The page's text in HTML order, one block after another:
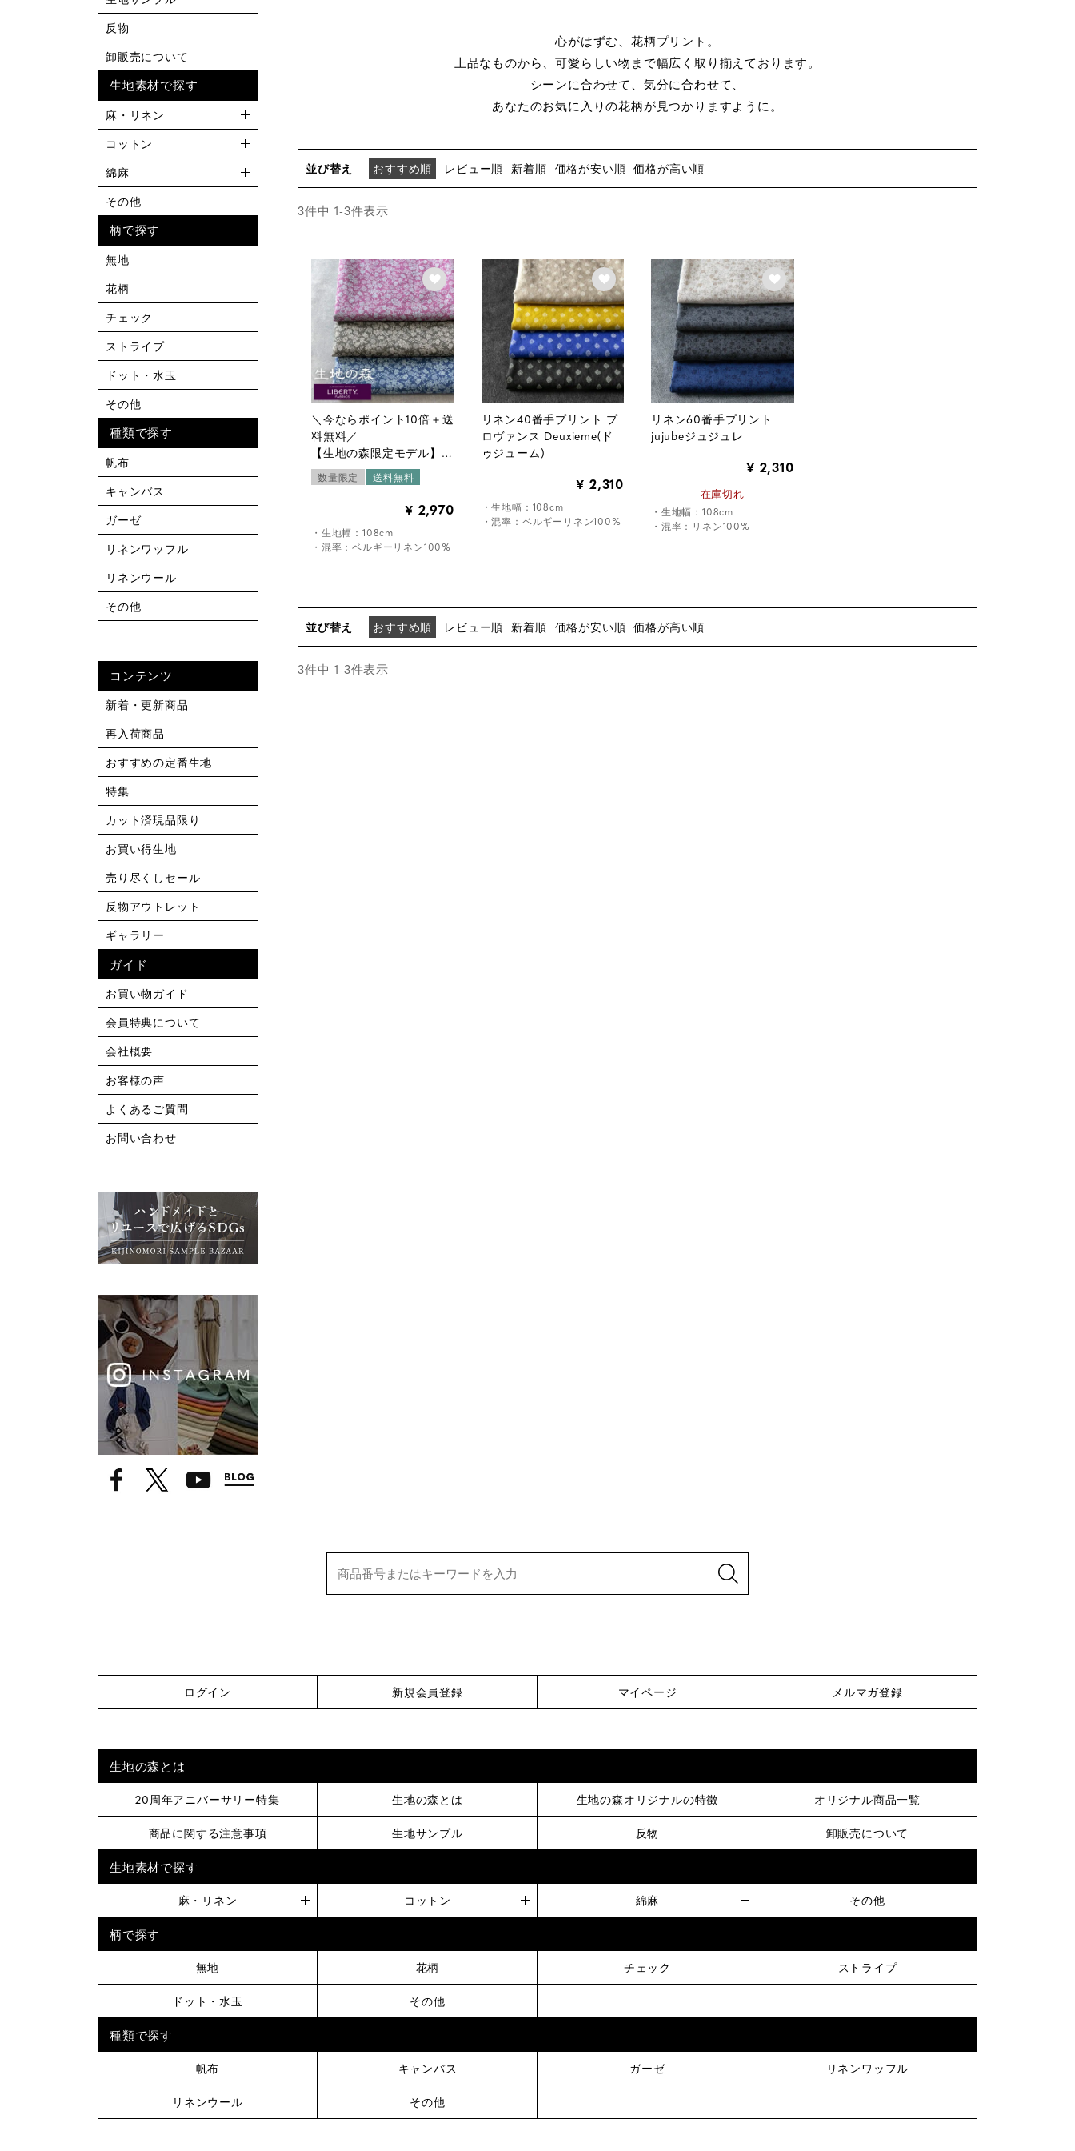
心がはずむ、花柄プリント。
上品なものから、可愛らしい物まで幅広く取り揃えております。
シーンに合わせて、気分に合わせて、
あなたのお気に入りの花柄が見つかりますように。
並び替え おすすめ順 レビュー順 新着順 価格が安い順 価格が高い順
3件中 1-3件表示
＼今ならポイント10倍＋送
料無料／
【生地の森限定モデル】
リバティプリントリネン
エディナム・シャドウ
数量限定 送料無料
¥ 2,970
・生地幅：108cm
・混率：ベルギーリネン100%
リネン40番手プリント プ
ロヴァンス Deuxieme(ド
ゥジューム)
¥ 2,310
・生地幅：108cm
・混率：ベルギーリネン100%
リネン60番手プリント
jujubeジュジュレ
¥ 2,310
在庫切れ
・生地幅：108cm
・混率：リネン100%
並び替え おすすめ順 レビュー順 新着順 価格が安い順 価格が高い順
3件中 1-3件表示
反物
卸販売について
生地素材で探す
麻・リネン
コットン
綿麻
その他
柄で探す
無地
花柄
チェック
ストライプ
ドット・水玉
その他
種類で探す
帆布
キャンバス
ガーゼ
リネンワッフル
リネンウール
その他
コンテンツ
新着・更新商品
再入荷商品
おすすめの定番生地
特集
カット済現品限り
お買い得生地
売り尽くしセール
反物アウトレット
ギャラリー
ガイド
お買い物ガイド
会員特典について
会社概要
お客様の声
よくあるご質問
お問い合わせ
ログイン 新規会員登録 マイページ メルマガ登録
生地の森とは
20周年アニバーサリー特集 生地の森とは 生地の森オリジナルの特徴 オリジナル商品一覧
商品に関する注意事項 生地サンプル 反物 卸販売について
生地素材で探す
麻・リネン コットン 綿麻 その他
柄で探す
無地 花柄 チェック ストライプ
ドット・水玉 その他
種類で探す
帆布 キャンバス ガーゼ リネンワッフル
リネンウール その他